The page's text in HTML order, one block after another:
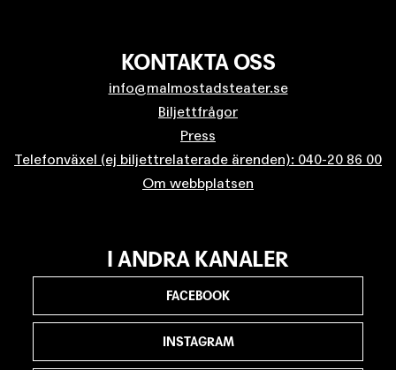
KONTAKTA OSS
info@malmostadsteater.se
Biljettfrågor
Press
Telefonväxel (ej biljettrelaterade ärenden): 040-20 86 00
Om webbplatsen
I ANDRA KANALER
FACEBOOK
INSTAGRAM